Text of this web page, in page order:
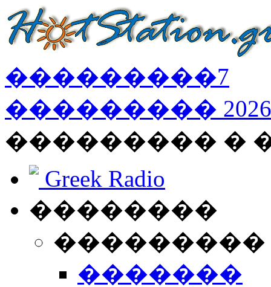
���������7
��������� 2026
��������� �
Greek Radio
��������
�������